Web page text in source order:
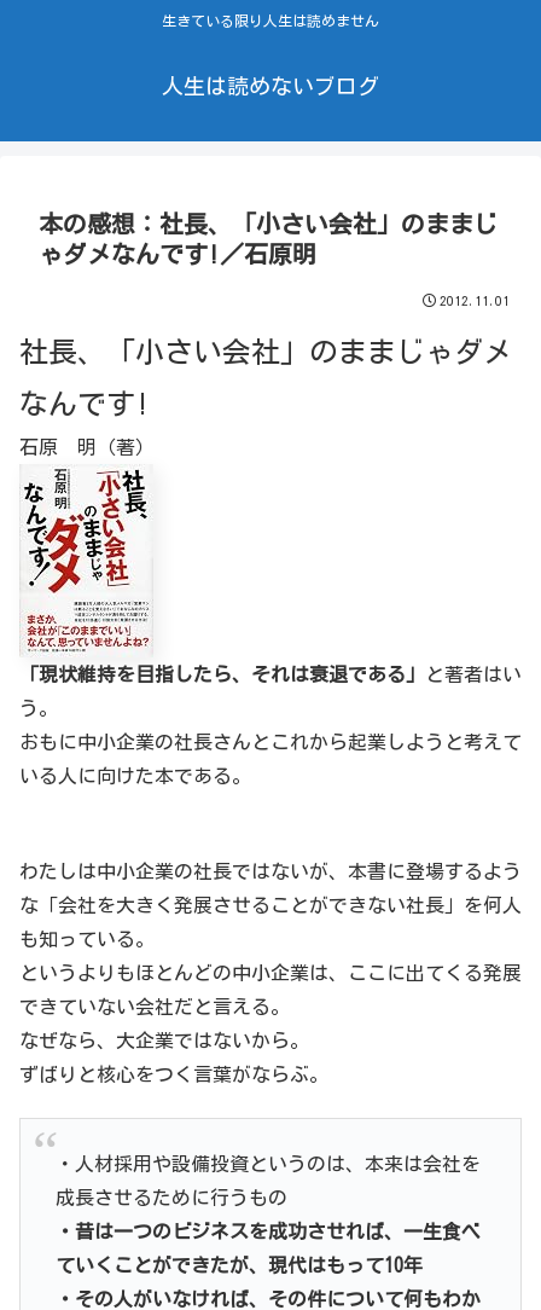
生きている限り人生は読めません
人生は読めないブログ
本の感想：社長、「小さい会社」のままじ
ゃダメなんです!／石原明
2012.11.01
社長、「小さい会社」のままじゃダメ
なんです!
石原 明（著）
「現状維持を目指したら、それは衰退である」
と著者はい
う。
おもに中小企業の社長さんとこれから起業しようと考えて
いる人に向けた本である。
わたしは中小企業の社長ではないが、本書に登場するよう
な「会社を大きく発展させることができない社長」を何人
も知っている。
というよりもほとんどの中小企業は、ここに出てくる発展
できていない会社だと言える。
なぜなら、大企業ではないから。
ずばりと核心をつく言葉がならぶ。
・人材採用や設備投資というのは、本来は会社を
成長させるために行うもの
・昔は一つのビジネスを成功させれば、一生食べ
ていくことができたが、現代はもって10年
・その人がいなければ、その件について何もわか